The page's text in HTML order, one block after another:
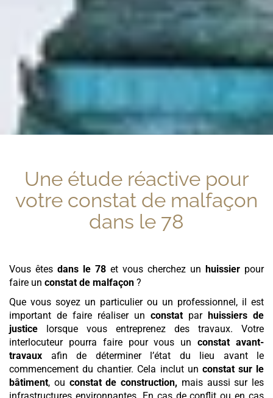
Une étude réactive pour
votre constat de malfaçon
dans le 78
Vous êtes dans le 78 et vous cherchez un huissier pour
faire un constat de malfaçon ?
Que vous soyez un particulier ou un professionnel, il est
important de faire réaliser un constat par huissiers de
justice lorsque vous entreprenez des travaux. Votre
interlocuteur pourra faire pour vous unconstat avant-
travaux afin de déterminer l’état du lieu avant le
commencement du chantier. Cela inclut un constat sur le
bâtiment, ou constat de construction, mais aussi sur les